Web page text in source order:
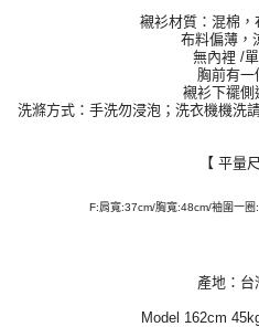
襯衫材質：混棉，
布料偏薄，
無內裡 /
胸前有一
襯衫下襬側
洗滌方式：手洗勿浸泡；洗衣機機洗
【 平量
F:肩寬:37cm/胸寬:48cm/袖圍一
產地：台
Model 162cm